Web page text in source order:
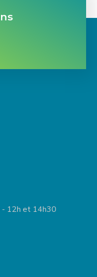
- 12h et 14h30